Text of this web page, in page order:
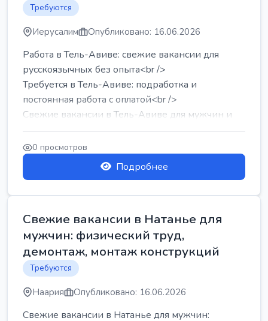
Требуются
Иерусалим Опубликовано: 16.06.2026
Работа в Тель-Авиве: свежие вакансии для
русскоязычных без опыта<br />
Требуется в Тель-Авиве: подработка и
постоянная работа с оплатой<br />
Свежие вакансии в Тель-Авиве для мужчин и
женщин от хозя...
0 просмотров
Подробнее
Свежие вакансии в Натанье для
мужчин: физический труд,
демонтаж, монтаж конструкций
Требуются
Наария Опубликовано: 16.06.2026
Свежие вакансии в Натанье для мужчин: